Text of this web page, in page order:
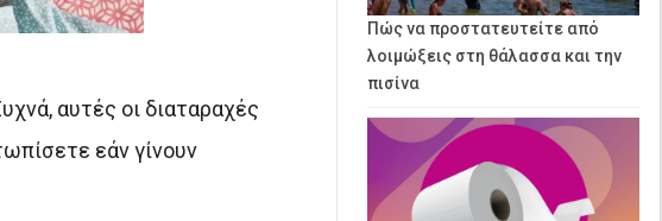
αυτές οι διαταραχές
εάν γίνουν
Πώς να προστατευτείτε από
λοιμώξεις στη θάλασσα και την
πισίνα